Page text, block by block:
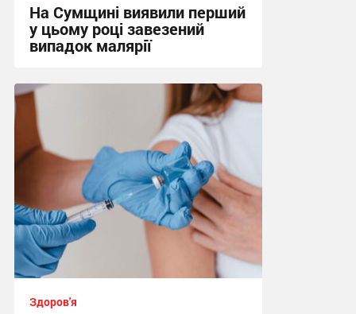
На Сумщині виявили перший
у цьому році завезений
випадок малярії
16:10 вчора
Здоров'я